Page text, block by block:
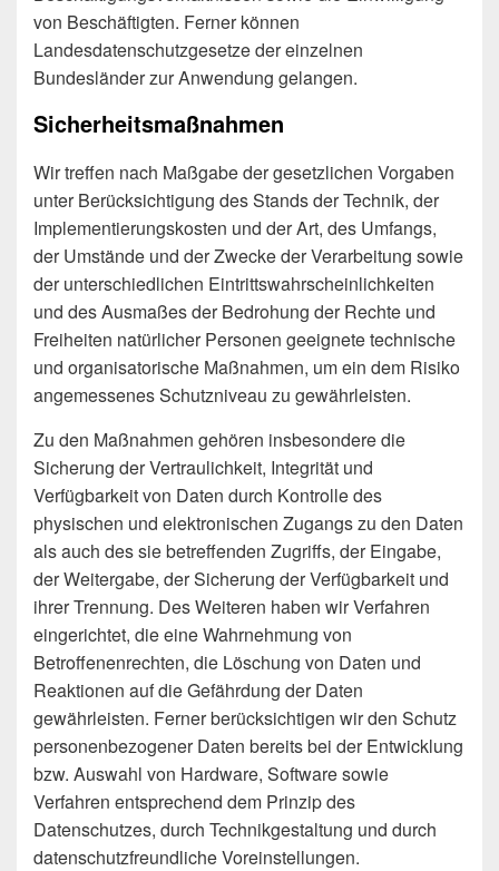
von Beschäftigten. Ferner können
Landesdatenschutzgesetze der einzelnen
Bundesländer zur Anwendung gelangen.
Sicherheitsmaßnahmen
Wir treffen nach Maßgabe der gesetzlichen Vorgaben
unter Berücksichtigung des Stands der Technik, der
Implementierungskosten und der Art, des Umfangs,
der Umstände und der Zwecke der Verarbeitung sowie
der unterschiedlichen Eintrittswahrscheinlichkeiten
und des Ausmaßes der Bedrohung der Rechte und
Freiheiten natürlicher Personen geeignete technische
und organisatorische Maßnahmen, um ein dem Risiko
angemessenes Schutzniveau zu gewährleisten.
Zu den Maßnahmen gehören insbesondere die
Sicherung der Vertraulichkeit, Integrität und
Verfügbarkeit von Daten durch Kontrolle des
physischen und elektronischen Zugangs zu den Daten
als auch des sie betreffenden Zugriffs, der Eingabe,
der Weitergabe, der Sicherung der Verfügbarkeit und
ihrer Trennung. Des Weiteren haben wir Verfahren
eingerichtet, die eine Wahrnehmung von
Betroffenenrechten, die Löschung von Daten und
Reaktionen auf die Gefährdung der Daten
gewährleisten. Ferner berücksichtigen wir den Schutz
personenbezogener Daten bereits bei der Entwicklung
bzw. Auswahl von Hardware, Software sowie
Verfahren entsprechend dem Prinzip des
Datenschutzes, durch Technikgestaltung und durch
datenschutzfreundliche Voreinstellungen.